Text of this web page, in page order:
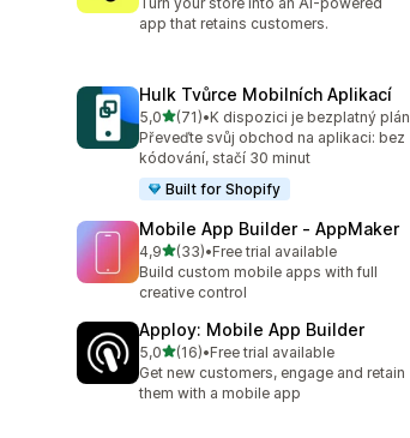
app that retains customers.
Hulk Tvůrce Mobilních Aplikací
5,0z 5 hvězd
(71)
Celkový počet recenzí: 71
•K dispozici je bezplatný plán
Převeďte svůj obchod na aplikaci: bez
kódování, stačí 30 minut
Built for Shopify
Mobile App Builder ‑ AppMaker
4,9z 5 hvězd
(33)
Celkový počet recenzí: 33
•Free trial available
Build custom mobile apps with full
creative control
Apploy: Mobile App Builder
5,0z 5 hvězd
(16)
Celkový počet recenzí: 16
•Free trial available
Get new customers, engage and retain
them with a mobile app